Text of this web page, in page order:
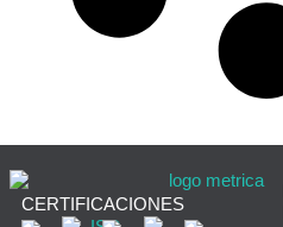
CERTIFICACIONES